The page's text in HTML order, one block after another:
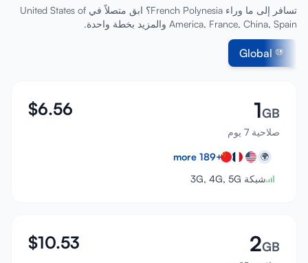
تسافر إلى ما وراء French Polynesia؟ ابق متصلاً في United States of
America, France, China, Spain والمزيد بخطة واحدة.
Global
1GB
صلاحية 7 يوم
$6.56
🌍
+
189
شبكة 3G, 4G, 5G
2GB
$10.53